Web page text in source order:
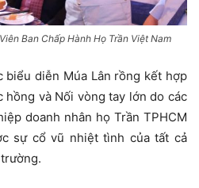
Ban Chấp Hành Họ Trần Việt Nam
biểu diễn Múa Lân rồng kết hợp
hồng và Nối vòng tay lớn do các
doanh nhân họ Trần TPHCM
sự cổ vũ nhiệt tình của tất cả